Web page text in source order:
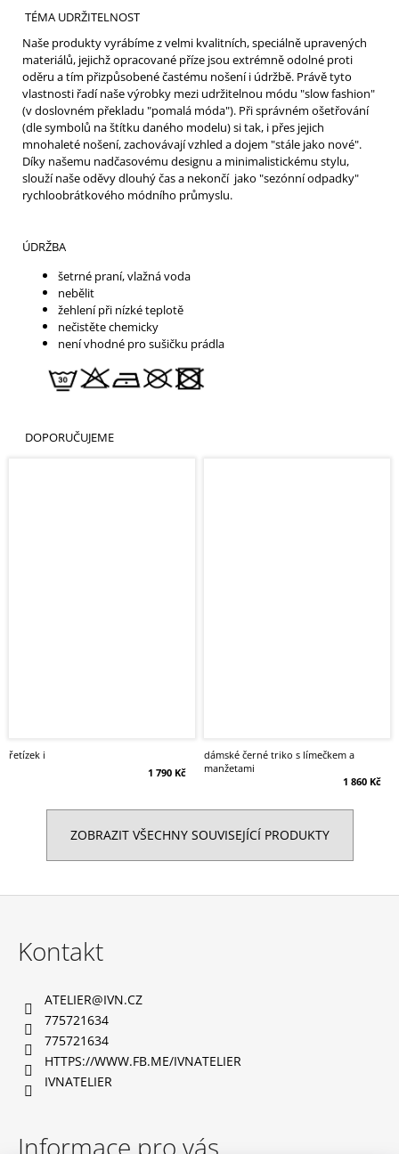
TÉMA UDRŽITELNOST
Naše produkty vyrábíme z velmi kvalitních, speciálně upravených
materiálů, jejichž opracované příze jsou extrémně odolné proti
oděru a tím přizpůsobené častému nošení i údržbě. Právě tyto
vlastnosti řadí naše výrobky mezi udržitelnou módu "slow fashion"
(v doslovném překladu "pomalá móda"). Při správném ošetřování
(dle symbolů na štítku daného modelu) si tak, i přes jejich
mnohaleté nošení, zachovávají vzhled a dojem "stále jako nové".
Díky našemu nadčasovému designu a minimalistickému stylu,
slouží naše oděvy dlouhý čas a nekončí jako "sezónní odpadky"
rychloobrátkového módního průmyslu.
ÚDRŽBA
šetrné praní, vlažná voda
nebělit
žehlení při nízké teplotě
nečistěte chemicky
není vhodné pro sušičku prádla
DOPORUČUJEME
řetízek i
1 790 Kč
dámské černé triko s límečkem a
manžetami
1 860 Kč
ZOBRAZIT VŠECHNY SOUVISEJÍCÍ PRODUKTY
Kontakt
ATELIER@IVN.CZ
775721634
775721634
HTTPS://WWW.FB.ME/IVNATELIER
IVNATELIER
Informace pro vás